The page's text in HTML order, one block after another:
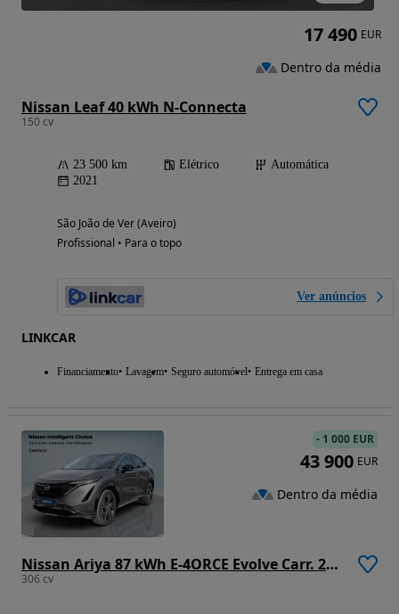
Nissan Leaf 40 kWh N-Connecta
150 cv
23 500 km Elétrico
Automática
2021
São João de Ver (Aveiro)
Profissional • Para o topo
Ver anúncios
LINKCAR
Financiamento Lavagem Seguro automóvel Entrega em casa
17 490 EUR
Dentro da média
Nissan Ariya 87 kWh E-4ORCE Evolve Carr. 22kW + Pack Sport
306 cv
- 1 000 EUR
43 900 EUR
Dentro da média